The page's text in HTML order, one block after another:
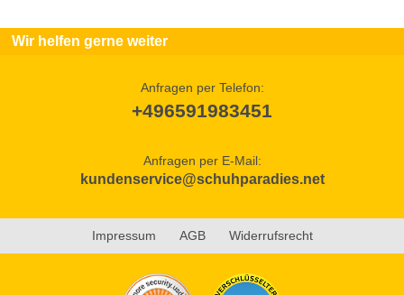
Wir helfen gerne weiter
Anfragen per Telefon:
+496591983451
Anfragen per E-Mail:
kundenservice@schuhparadies.net
Impressum AGB Widerrufsrecht